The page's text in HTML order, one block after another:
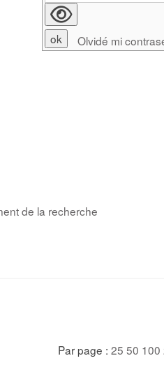
de la recherche
Par page : 25 50 100
Olvidé mi